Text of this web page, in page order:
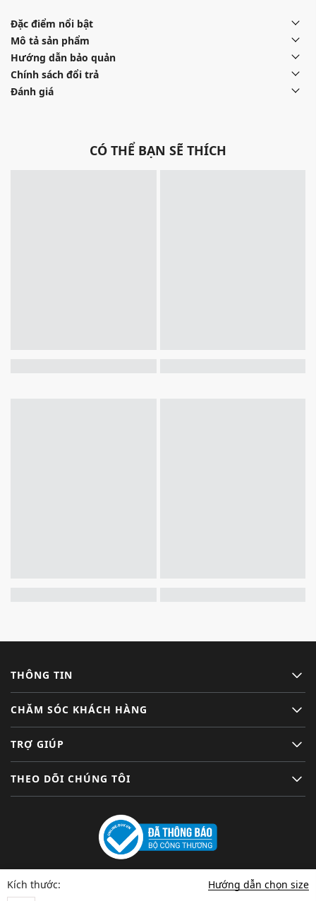
Kích thước: Hướng dẫn chọn size
Đặc điểm nổi bật
Mô tả sản phẩm
Hướng dẫn bảo quản
Chính sách đổi trả
Đánh giá
CÓ THỂ BẠN SẼ THÍCH
THÔNG TIN
CHĂM SÓC KHÁCH HÀNG
TRỢ GIÚP
THEO DÕI CHÚNG TÔI